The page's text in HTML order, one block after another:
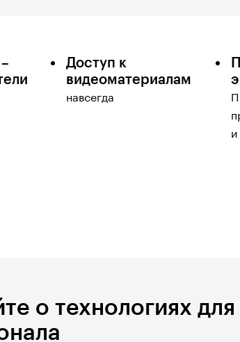
Доступ к
видеоматериалам
навсегда
и
о технологиях